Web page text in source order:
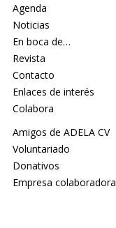
Agenda
Noticias
En boca de…
Revista
Contacto
Enlaces de interés
Colabora
Amigos de ADELA CV
Voluntariado
Donativos
Empresa colaboradora